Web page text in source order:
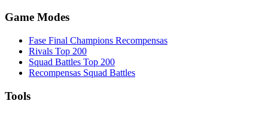
Game Modes
Fase Final Champions Recompensas
Rivals Top 200
Squad Battles Top 200
Recompensas Squad Battles
Tools